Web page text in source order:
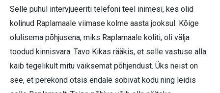
Selle puhul intervjueeriti telefoni teel inimesi, kes olid
kolinud Raplamaale viimase kolme aasta jooksul. Kõige
olulisema põhjusena, miks Raplamaale koliti, oli välja
toodud kinnisvara. Tavo Kikas rääkis, et selle vastuse alla
käib tegelikult mitu väiksemat põhjendust. Üks neist on
see, et perekond otsis endale sobivat kodu ning leidis